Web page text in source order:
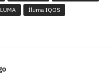
İluma IQOS